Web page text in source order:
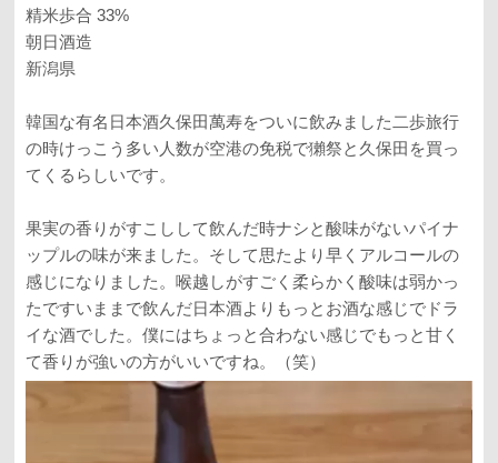
精米歩合 33%
朝日酒造
新潟県
韓国な有名日本酒久保田萬寿をついに飲みました二歩旅行
の時けっこう多い人数が空港の免税で獺祭と久保田を買っ
てくるらしいです。
果実の香りがすこしして飲んだ時ナシと酸味がないパイナ
ップルの味が来ました。そして思たより早くアルコールの
感じになりました。喉越しがすごく柔らかく酸味は弱かっ
たですいままで飲んだ日本酒よりもっとお酒な感じでドラ
イな酒でした。僕にはちょっと合わない感じでもっと甘く
て香りが強いの方がいいですね。（笑）